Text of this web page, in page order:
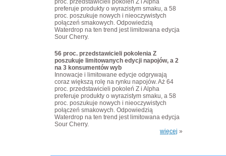
proc. przedstawicieli pokoleń Z i Alpha
preferuje produkty o wyrazistym smaku, a 58
proc. poszukuje nowych i nieoczywistych
połączeń smakowych. Odpowiedzią
Waterdrop na ten trend jest limitowana edycja
Sour Cherry.
56 proc. przedstawicieli pokolenia Z
poszukuje limitowanych edycji napojów, a 2
na 3 konsumentów wyb
Innowacje i limitowane edycje odgrywają
coraz większą rolę na rynku napojów. Aż 64
proc. przedstawicieli pokoleń Z i Alpha
preferuje produkty o wyrazistym smaku, a 58
proc. poszukuje nowych i nieoczywistych
połączeń smakowych. Odpowiedzią
Waterdrop na ten trend jest limitowana edycja
Sour Cherry.
więcej »